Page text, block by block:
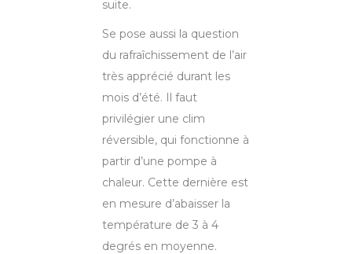
suite.
Se pose aussi la question
du rafraîchissement de l’air
très apprécié durant les
mois d’été. Il faut
privilégier une clim
réversible, qui fonctionne à
partir d’une pompe à
chaleur. Cette dernière est
en mesure d’abaisser la
température de 3 à 4
degrés en moyenne.